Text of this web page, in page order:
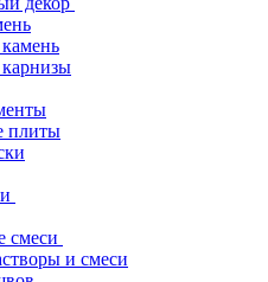
плиты
смеси
и смеси